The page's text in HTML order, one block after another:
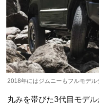
2018年にはジムニーもフルモデル
丸みを帯びた3代目モデ